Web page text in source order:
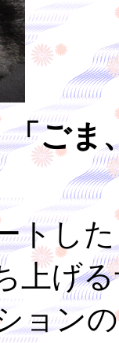
ごま
した
上げ
ョン